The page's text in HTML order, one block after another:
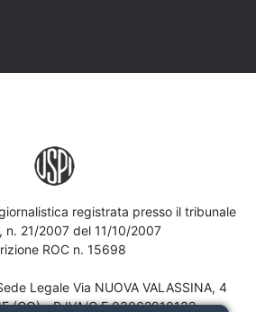
registrata presso il tribunale
n. 21/2007 del 11/10/2007
ROC n. 15698
Legale Via NUOVA VALASSINA, 4
(CO) - P.IVA/C.F.03062910132